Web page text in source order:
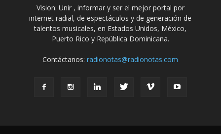
Vision: Unir , informar y ser el mejor portal por
internet radial, de espectáculos y de generación de
talentos musicales, en Estados Unidos, México,
Puerto Rico y República Dominicana.
Contáctanos:radionotas@radionotas.com